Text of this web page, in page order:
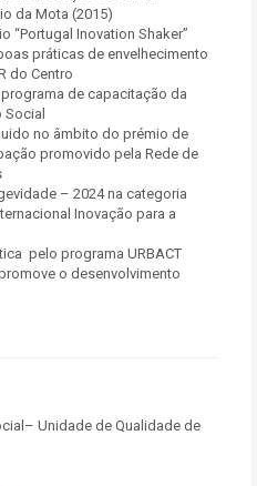
da Mota (2015)
“Portugal Inovation Shaker”
práticas de envelhecimento
do Centro
de capacitação da
no âmbito do prémio de
promovido pela Rede de
– 2024 na categoria
Inovação para a
pelo programa URBACT
o desenvolvimento
Unidade de Qualidade de